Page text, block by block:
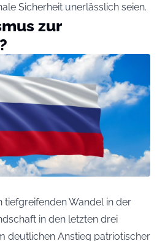
Sicherheit unerlässlich seien.
zur
tiefgreifenden Wandel in der
in den letzten drei
deutlichen Anstieg patriotischer